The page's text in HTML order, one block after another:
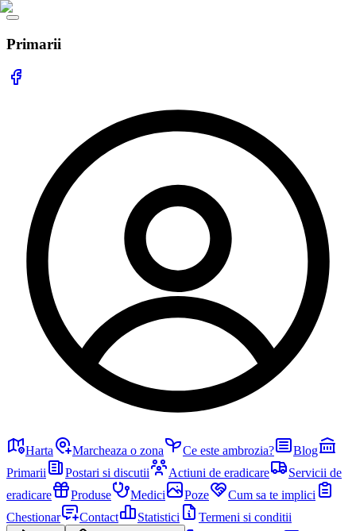
Primarii
Harta Marcheaza o zona Ce este ambrozia?
Blog
Primarii
Postari si discutii Actiuni de eradicare
Servicii de
eradicare
Produse Medici Poze
Cum sa te implici
Chestionar
Contact Statistici Termeni si conditii